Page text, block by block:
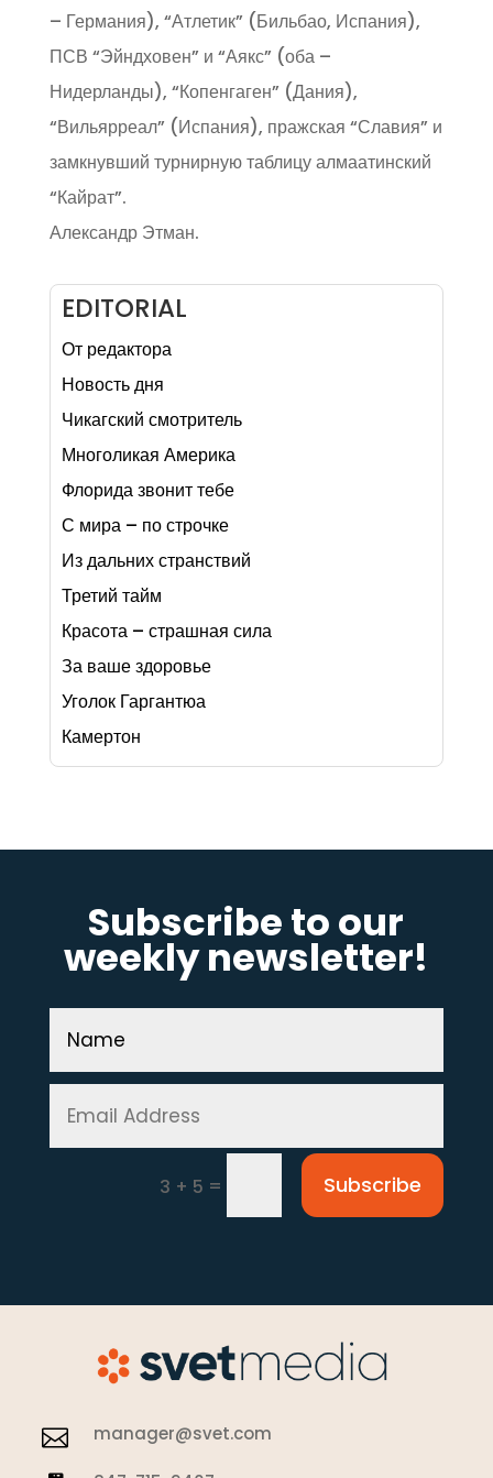
– Германия), “Атлетик” (Бильбао, Испания),
ПСВ “Эйндховен” и “Аякс” (оба –
Нидерланды), “Копенгаген” (Дания),
“Вильярреал” (Испания), пражская “Славия” и
замкнувший турнирную таблицу алмаатинский
“Кайрат”.
Александр Этман.
EDITORIAL
От редактора
Новость дня
Чикагский смотритель
Многоликая Америка
Флорида звонит тебе
С мира – по строчке
Из дальних странствий
Третий тайм
Красота – страшная сила
За ваше здоровье
Уголок Гаргантюа
Камертон
Subscribe to our
weekly newsletter!
3 + 5 = Subscribe
 manager@svet.com